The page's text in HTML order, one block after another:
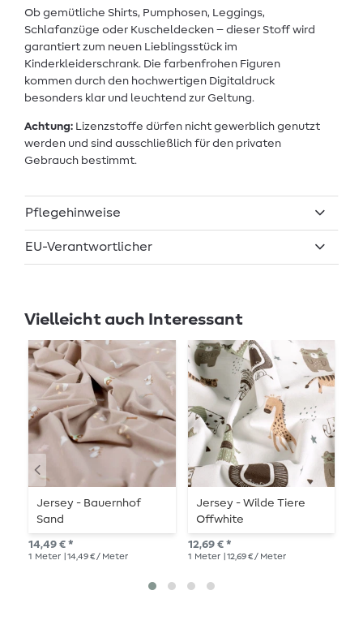
Ob gemütliche Shirts, Pumphosen, Leggings,
Schlafanzüge oder Kuscheldecken – dieser Stoff wird
garantiert zum neuen Lieblingsstück im
Kinderkleiderschrank. Die farbenfrohen Figuren
kommen durch den hochwertigen Digitaldruck
besonders klar und leuchtend zur Geltung.
Achtung: Lizenzstoffe dürfen nicht gewerblich genutzt
werden und sind ausschließlich für den privaten
Gebrauch bestimmt.
Pflegehinweise
EU-Verantwortlicher
Vielleicht auch Interessant
Jersey - Bauernhof
Sand
14,49 € *
1 Meter | 14,49 € / Meter
Jersey - Wilde Tiere
Offwhite
12,69 € *
1 Meter | 12,69 € / Meter